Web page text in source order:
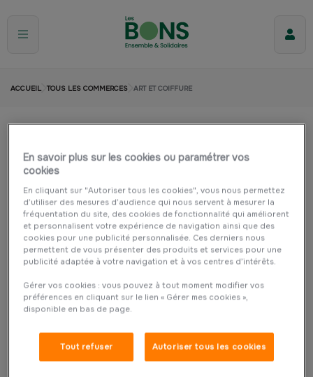
ACCUEIL TOUS LES COMMERCES ART ET COIFFURE
Art Et Coiffure
Lanvollon
En savoir plus sur les cookies ou paramétrer vos
cookies
En cliquant sur "Autoriser tous les cookies", vous nous permettez
d’utiliser des mesures d’audience qui nous servent à mesurer la
fréquentation du site, des cookies de fonctionnalité qui améliorent
et personnalisent votre expérience de navigation ainsi que des
cookies pour une publicité personnalisée. Ces derniers nous
permettent de vous présenter des produits et services pour une
publicité adaptée à votre navigation et à vos centres d’intérêts.
Gérer vos cookies : vous pouvez à tout moment modifier vos
préférences en cliquant sur le lien « Gérer mes cookies »,
disponible en bas de page.
Tout refuser Autoriser tous les cookies